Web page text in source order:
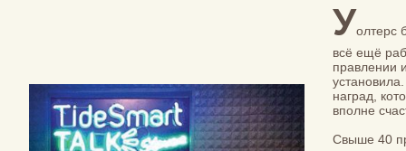
Уолтерс
всё ещё
правлении
наград,
вполне
Свыше 40